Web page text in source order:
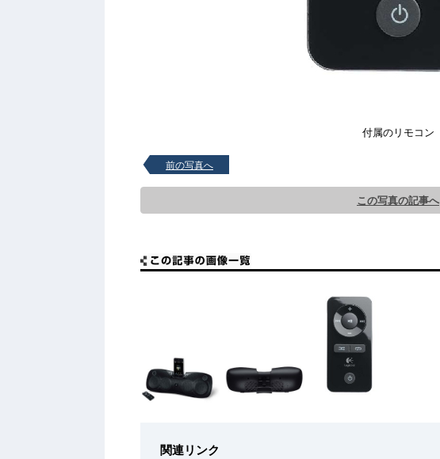
付属のリモコン
前の写真へ
この写真の記事へ
関連リンク